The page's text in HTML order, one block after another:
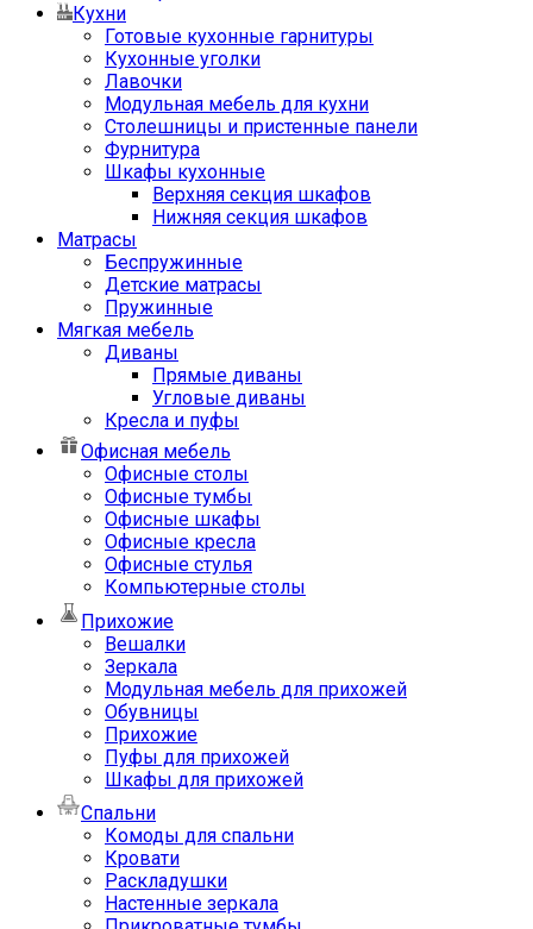
Кухни
Готовые кухонные гарнитуры
Кухонные уголки
Лавочки
Модульная мебель для кухни
Столешницы и пристенные панели
Фурнитура
Шкафы кухонные
Верхняя секция шкафов
Нижняя секция шкафов
Матрасы
Беспружинные
Детские матрасы
Пружинные
Мягкая мебель
Диваны
Прямые диваны
Угловые диваны
Кресла и пуфы
Офисная мебель
Офисные столы
Офисные тумбы
Офисные шкафы
Офисные кресла
Офисные стулья
Компьютерные столы
Прихожие
Вешалки
Зеркала
Модульная мебель для прихожей
Обувницы
Прихожие
Пуфы для прихожей
Шкафы для прихожей
Спальни
Комоды для спальни
Кровати
Раскладушки
Настенные зеркала